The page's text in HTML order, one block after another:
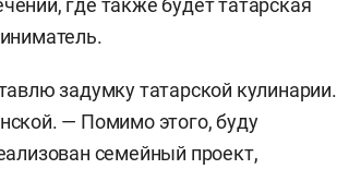
где также будет татарская
задумку татарской кулинарии.
— Помимо этого, буду
семейный проект,